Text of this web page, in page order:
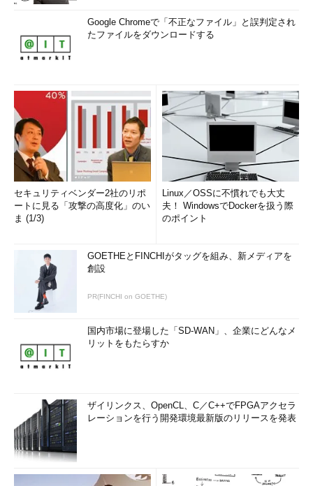
Google Chromeで「不正なファイル」と誤判定され
たファイルをダウンロードする
セキュリティベンダー2社のリポ
ートに見る「攻撃の高度化」のい
ま (1/3)
Linux／OSSに不慣れでも大丈
夫！ WindowsでDockerを扱う際
のポイント
GOETHEとFINCHIがタッグを組み、新メディアを
創設
PR(FINCHI on GOETHE)
国内市場に登場した「SD-WAN」、企業にどんなメ
リットをもたらすか
ザイリンクス、OpenCL、C／C++でFPGAアクセラ
レーションを行う開発環境最新版のリリースを発表